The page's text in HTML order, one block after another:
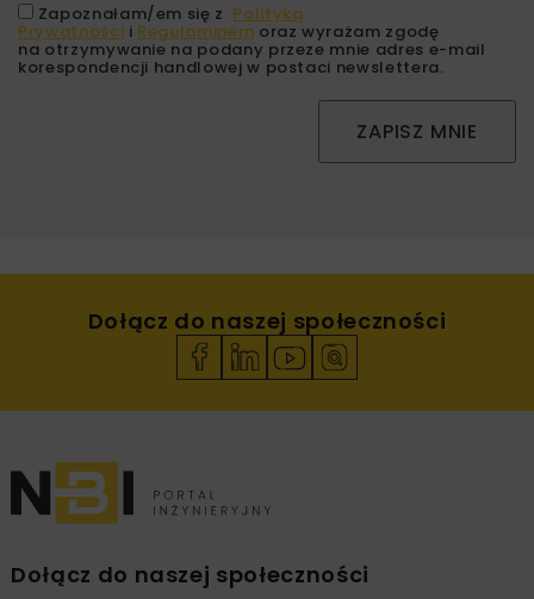
Zapoznałam/em się z Polityką
Prywatności i Regulaminem oraz wyrażam zgodę
na otrzymywanie na podany przeze mnie adres e-mail
korespondencji handlowej w postaci newslettera.
ZAPISZ MNIE
Dołącz do naszej społeczności
Dołącz do naszej społeczności